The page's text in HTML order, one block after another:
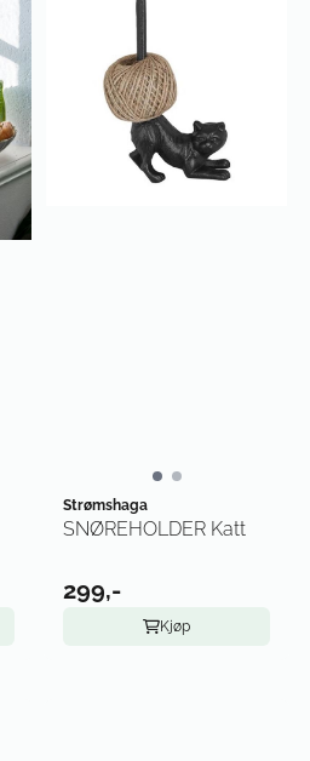
Strømshaga
SNØREHOLDER Katt
299,-
Kjøp